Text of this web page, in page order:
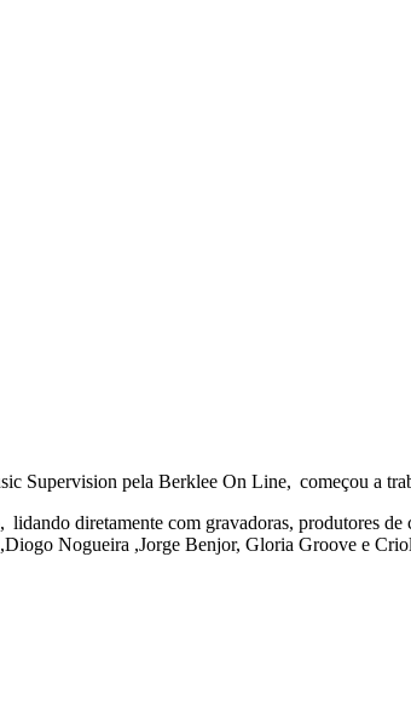
Supervision pela Berklee On Line, começou a
diretamente com gravadoras, produtores de
,Diogo Nogueira ,Jorge Benjor, Gloria Groove e